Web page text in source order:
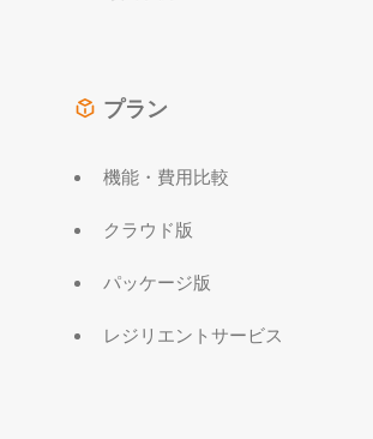
プラン
機能・費用比較
クラウド版
パッケージ版
レジリエントサービス